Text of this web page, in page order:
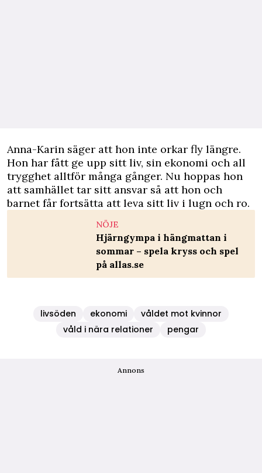
Anna-Karin säger att hon inte orkar fly längre.
Hon har fått ge upp sitt liv, sin ekonomi och all
trygghet alltför många gånger. Nu hoppas hon
att samhället tar sitt ansvar så att hon och
barnet får fortsätta att leva sitt liv i lugn och ro.
NÖJE
Hjärngympa i hängmattan i
sommar – spela kryss och spel
på allas.se
livsöden ekonomi
våldet mot kvinnor
våld i nära relationer
pengar
Annons